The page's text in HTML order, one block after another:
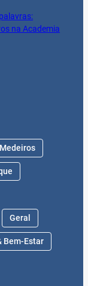
na Academia
Geral
Bem-Estar